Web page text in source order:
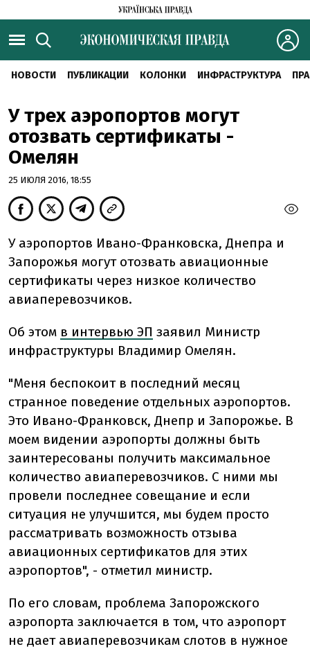
НОВОСТИ ПУБЛИКАЦИИ КОЛОНКИ ИНФРАСТРУКТУРА
У трех аэропортов могут
отозвать сертификаты -
Омелян
25 ИЮЛЯ 2016, 18:55
У аэропортов Ивано-Франковска, Днепра и
Запорожья могут отозвать авиационные
сертификаты через низкое количество
авиаперевозчиков.
Об этом в интервью ЭП заявил Министр
инфраструктуры Владимир Омелян.
"Меня беспокоит в последний месяц
странное поведение отдельных аэропортов.
Это Ивано-Франковск, Днепр и Запорожье. В
моем видении аэропорты должны быть
заинтересованы получить максимальное
количество авиаперевозчиков. С ними мы
провели последнее совещание и если
ситуация не улучшится, мы будем просто
рассматривать возможность отзыва
авиационных сертификатов для этих
аэропортов", - отметил министр.
По его словам, проблема Запорожского
аэропорта заключается в том, что аэропорт
не дает авиаперевозчикам слотов в нужное